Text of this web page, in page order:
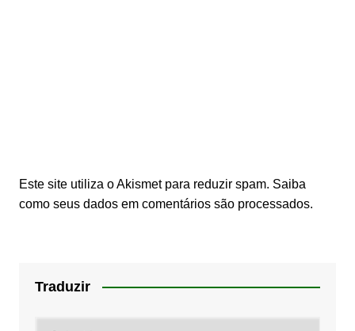
Este site utiliza o Akismet para reduzir spam. Saiba
como seus dados em comentários são processados.
Traduzir